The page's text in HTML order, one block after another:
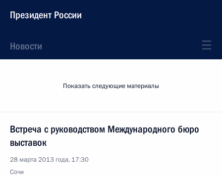
Президент России
Новости
Показать следующие материалы
Встреча с руководством Международного бюро
выставок
28 марта 2013 года, 17:30
Сочи